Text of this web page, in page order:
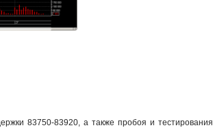
83750-83920, а также пробоя и тестирования